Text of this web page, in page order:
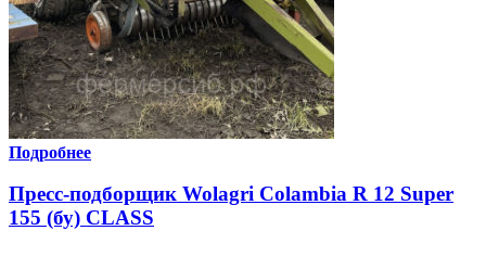
Подробнее
Пресс-подборщик Wolagri Colambia R 12 Super
155 (бу) CLASS